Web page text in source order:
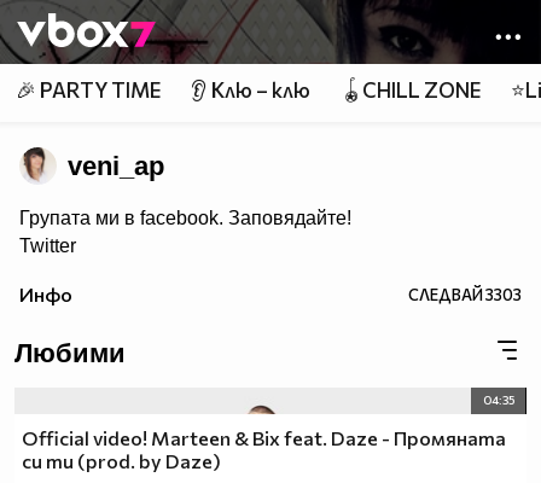
👾
🎉 PARTY TIME 👂 Клю – клю 🪀CHILL ZONE
veni_ap
Групата ми в facebook. Заповядайте!
Twitter
Не снимам за известност, не снимам за гледания
моето хоби. Ако не Ви е приятно не гледайте!
Инфо СЛЕДВАЙ3303
Любими
04:35
Official video! Marteen & Bix feat. Daze - Промяната
си ти (prod. by Daze)